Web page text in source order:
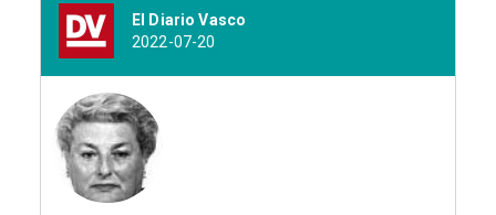
El Diario Vasco
2022-07-20